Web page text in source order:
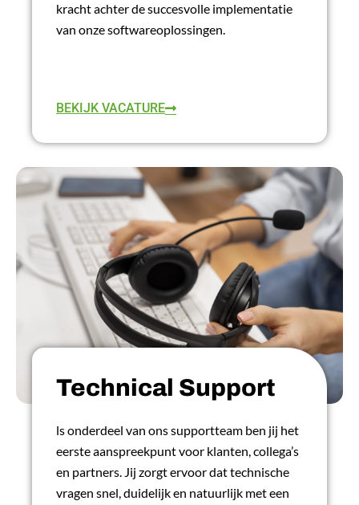
kracht achter de succesvolle implementatie
van onze softwareoplossingen.
BEKIJK VACATURE
Technical Support
ls onderdeel van ons supportteam ben jij het
eerste aanspreekpunt voor klanten, collega’s
en partners. Jij zorgt ervoor dat technische
vragen snel, duidelijk en natuurlijk met een